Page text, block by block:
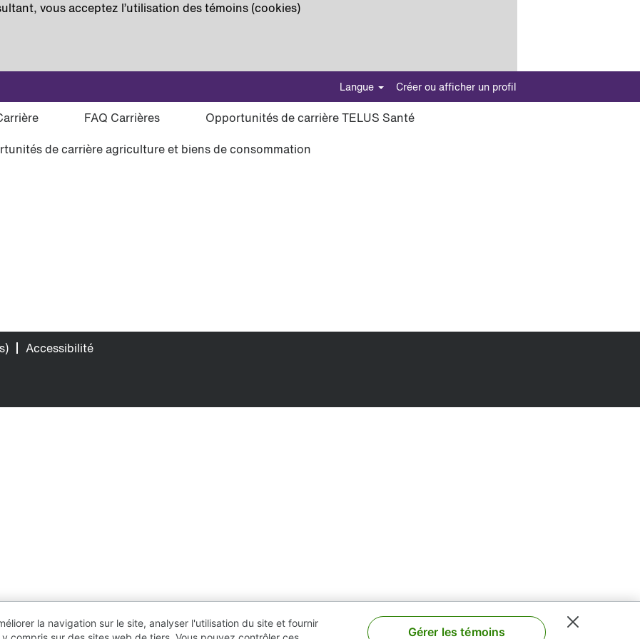
vous acceptez l’utilisation des témoins (cookies)
Langue Créer ou afficher un profil
FAQ Carrières
Opportunités de carrière TELUS Santé
de carrière agriculture et biens de consommation
d’une alerte :
Accessibilité
la navigation sur le site, analyser l'utilisation du site et fournir
Gérer les témoins